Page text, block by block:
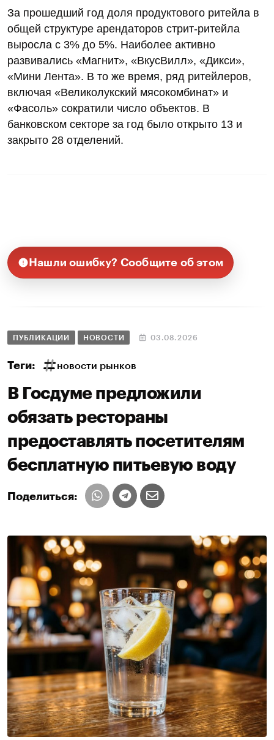
За прошедший год доля продуктового ритейла в
общей структуре арендаторов стрит-ритейла
выросла с 3% до 5%. Наиболее активно
развивались «Магнит», «ВкусВилл», «Дикси»,
«Мини Лента». В то же время, ряд ритейлеров,
включая «Великолукский мясокомбинат» и
«Фасоль» сократили число объектов. В
банковском секторе за год было открыто 13 и
закрыто 28 отделений.
Нашли ошибку? Сообщите об этом
ПУБЛИКАЦИИ НОВОСТИ 03.08.2026
Теги: новости рынков
В Госдуме предложили
обязать рестораны
предоставлять посетителям
бесплатную питьевую воду
Поделиться: